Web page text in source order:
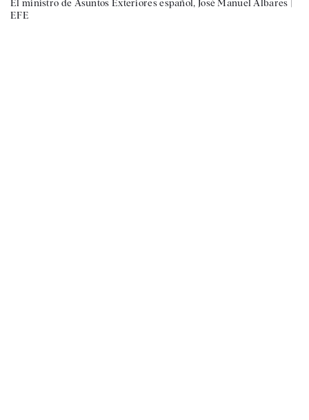
El ministro de Asuntos Exteriores español, José Manuel Albares |
EFE